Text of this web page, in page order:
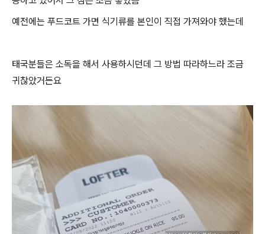
예전에는 푸드코트 가면 식기류를 본인이 직접 가져와야 했는데
태국분들은 소독을 해서 사용하시던데 그 방법 따라하느라 조금
귀찮았거든요